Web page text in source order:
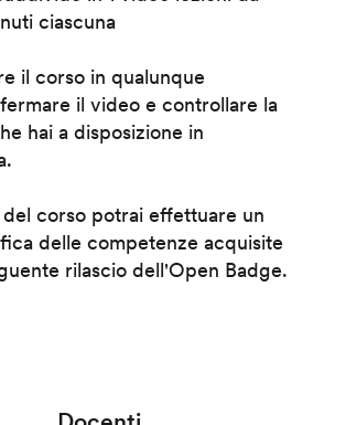
ciascuna
il corso in qualunque
il video e controllare la
hai a disposizione in
corso potrai effettuare un
delle competenze acquisite
rilascio dell'Open Badge.